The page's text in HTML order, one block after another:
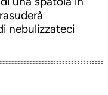
nebulizzateci